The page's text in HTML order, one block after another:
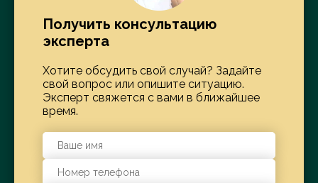
Камень искусственный;
Камень строительный;
Камеры покрасочные неметаллические;
Камни надгробные;
Камыш для строительства;
Каркасы для оранжерей неметаллические;
Каркасы для строительства
неметаллические;
Карнизы неметаллические;
Картон битумированный строительный;
Получить консультацию
эксперта
Хотите обсудить свой случай? Задайте
свой вопрос или опишите ситуацию.
Эксперт свяжется с вами в ближайшее
время.